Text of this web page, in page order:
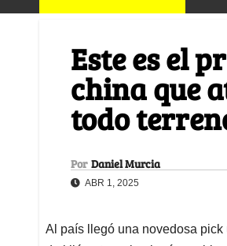
Este es el
china que
todo
Por Daniel Murcia
ABR 1, 2025
Al país llegó una novedosa